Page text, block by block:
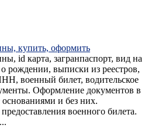
купить, оформить
id карта, загранпаспорт, вид на
о рождении, выписки из реестров,
военный билет, водительское
Оформление документов в
основаниями и без них.
военного билета.